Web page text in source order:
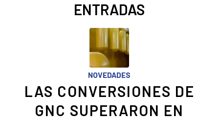
ENTRADAS
NOVEDADES
LAS CONVERSIONES DE
GNC SUPERARON EN